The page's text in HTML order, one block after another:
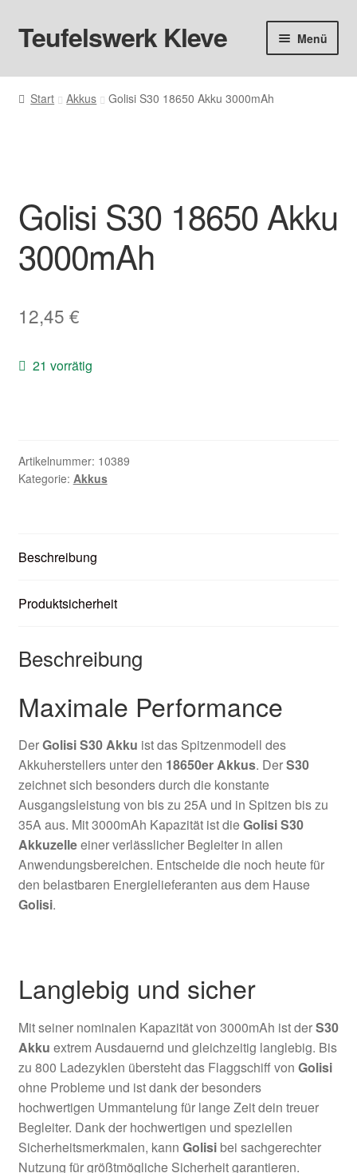
Zur
Navigation
Zum
Inhalt
Teufelswerk Kleve Menü
Startseite
Liquids
öffnen
Big Puff
Basen & Nikotin
Zubehör
Kontaktformular
Start Akkus Golisi S30 18650 Akku 3000mAh
Golisi S30 18650 Akku
3000mAh
12,45 €
21 vorrätig
Artikelnummer: 10389
Kategorie: Akkus
Beschreibung
Produktsicherheit
Beschreibung
Maximale Performance
DerGolisi S30 Akku ist das Spitzenmodell des
Akkuherstellers unter den 18650er Akkus. DerS30
zeichnet sich besonders durch die konstante
Ausgangsleistung von bis zu 25A und in Spitzen bis zu
35A aus. Mit 3000mAh Kapazität ist dieGolisi S30
Akkuzelleeiner verlässlicher Begleiter in allen
Anwendungsbereichen. Entscheide die noch heute für
den belastbaren Energielieferanten aus dem Hause
Golisi.
Langlebig und sicher
Mit seiner nominalen Kapazität von 3000mAh ist derS30
Akku extrem Ausdauernd und gleichzeitig langlebig. Bis
zu 800 Ladezyklen übersteht das Flaggschiff von Golisi
ohne Probleme und ist dank der besonders
hochwertigen Ummantelung für lange Zeit dein treuer
Begleiter. Dank der hochwertigen und speziellen
Sicherheitsmerkmalen, kann Golisibei sachgerechter
Nutzung für größtmögliche Sicherheit garantieren.